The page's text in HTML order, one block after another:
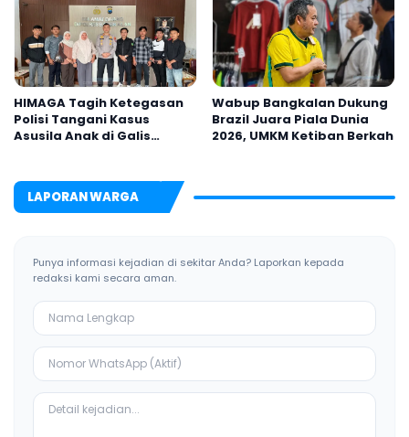
HIMAGA Tagih Ketegasan
Polisi Tangani Kasus
Asusila Anak di Galis
Wabup Bangkalan Dukung
Brazil Juara Piala Dunia
2026, UMKM Ketiban Berkah
LAPORAN WARGA
Punya informasi kejadian di sekitar Anda? Laporkan kepada
redaksi kami secara aman.